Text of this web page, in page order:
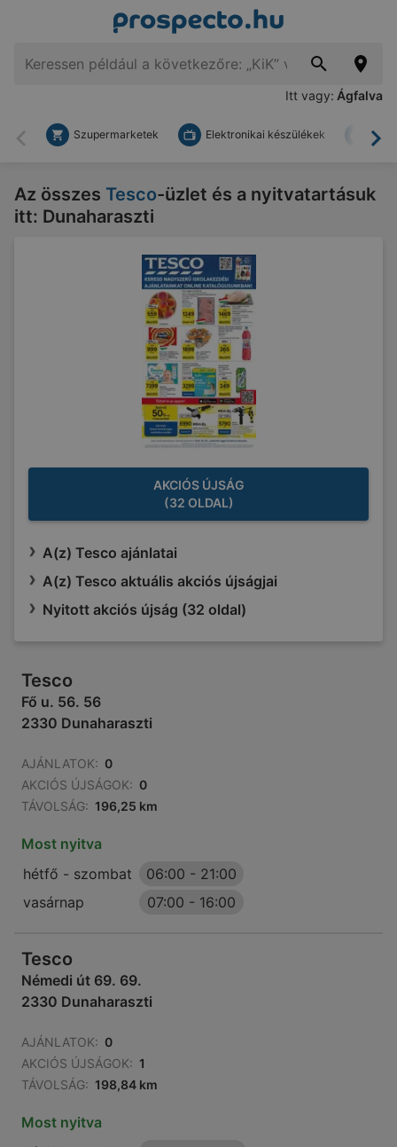
Itt vagy: Ágfalva
Vissza
Szupermarketek Elektronikai készülékek
Az összes Tesco-üzlet és a nyitvatartásuk
itt: Dunaharaszti
AKCIÓS ÚJSÁG
(32 OLDAL)
A(z) Tesco ajánlatai
A(z) Tesco aktuális akciós újságjai
Nyitott akciós újság (32 oldal)
Tesco
Fő u. 56. 56
2330 Dunaharaszti
AJÁNLATOK: 0
AKCIÓS ÚJSÁGOK: 0
TÁVOLSÁG: 196,25 km
Most nyitva
hétfő - szombat
06:00 - 21:00
vasárnap
07:00 - 16:00
Tesco
Némedi út 69. 69.
2330 Dunaharaszti
AJÁNLATOK: 0
AKCIÓS ÚJSÁGOK: 1
TÁVOLSÁG: 198,84 km
Most nyitva